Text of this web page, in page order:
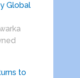
Global
to